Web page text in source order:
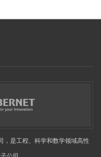
，是工程、科学和数学领域高性